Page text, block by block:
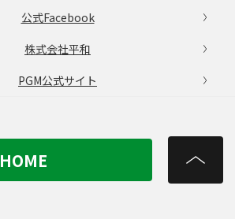
公式Facebook
株式会社平和
PGM公式サイト
HOME